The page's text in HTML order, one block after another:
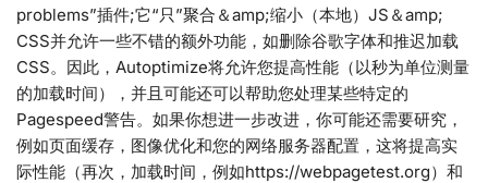
problems”插件;它“只”聚合＆amp;缩小（本地）JS＆amp;
CSS并允许一些不错的额外功能，如删除谷歌字体和推迟加载
CSS。因此，Autoptimize将允许您提高性能（以秒为单位测量
的加载时间），并且可能还可以帮助您处理某些特定的
Pagespeed警告。如果你想进一步改进，你可能还需要研究，
例如页面缓存，图像优化和您的网络服务器配置，这将提高实
际性能（再次，加载时间，例如https://webpagetest.org）和